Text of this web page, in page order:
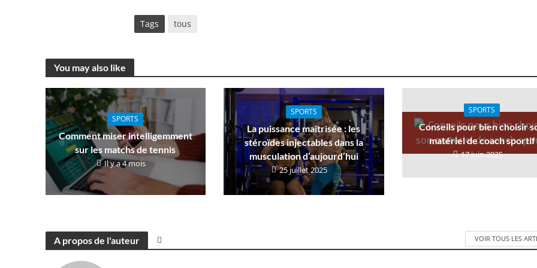
Tags tous
You may also like
SPORTS
Comment miser intelligemment
sur les matchs de tennis
Il y a 4 mois
SPORTS
La puissance maîtrisée : les
stéroïdes injectables dans la
musculation d’aujourd’hui
25 juillet 2025
SPORTS
Conseils pour bien choisir
matériel de coach sportif
17 juin 2025
A propos de l'auteur VOIR TOUS LES